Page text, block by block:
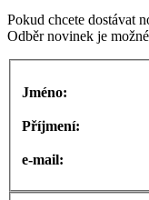
Pokud chcete dostávat
Odběr novinek je
Jméno:
Příjmení:
e-mail: